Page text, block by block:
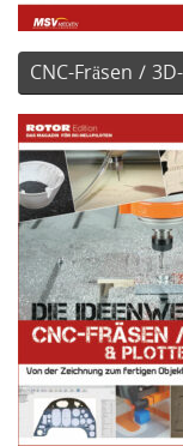
CNC-Fräsen /